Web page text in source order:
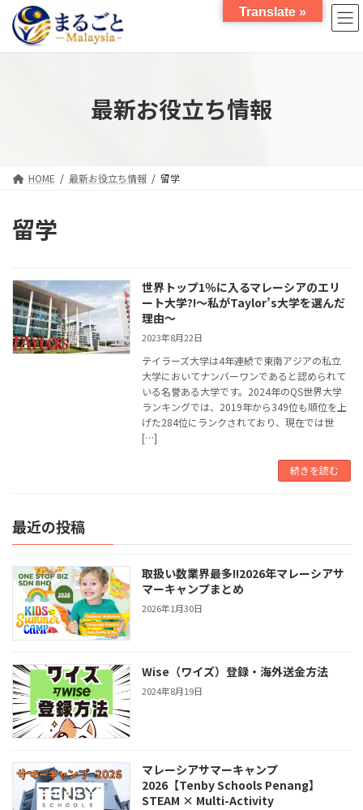
ン
ー
最新お役立ち情報
HOME 最新お役立ち情報 留学
留学
世界トップ1％に入るマレーシアのエリ
ート大学?!～私がTaylor’s大学を選んだ
理由～
2023年8月22日
テイラーズ大学は4年連続で東南アジアの私立
大学においてナンバーワンであると認められて
いる名誉ある大学です。2024年のQS世界大学
ランキングでは、2019年から349位も順位を上
げた284位にランクされており、現在では世
[…]
続きを読む
最近の投稿
取扱い数業界最多!!2026年マレーシアサ
マーキャンプまとめ
2026年1月30日
Wise（ワイズ）登録・海外送金方法
2024年8月19日
マレーシアサマーキャンプ
2026【Tenby Schools Penang】
STEAM × Multi-Activity
Translate »